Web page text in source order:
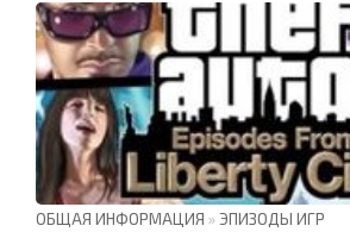
ОБЩАЯ ИНФОРМАЦИЯ » ЭПИЗОДЫ ИГР